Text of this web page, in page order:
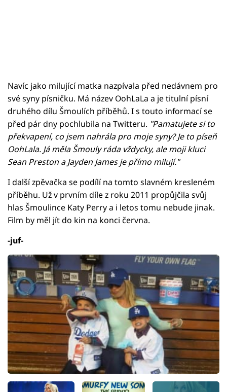
Navíc jako milující matka nazpívala před nedávnem pro
své syny písničku. Má název OohLaLa a je titulní písní
druhého dílu Šmoulích příběhů. I s touto informací se
před pár dny pochlubila na Twitteru. "Pamatujete si to
překvapení, co jsem nahrála pro moje syny? Je to píseň
OohLala. Já měla Šmouly ráda vždycky, ale moji kluci
Sean Preston a Jayden James je přímo milují."
I další zpěvačka se podílí na tomto slavném kresleném
příběhu. Už v prvním díle z roku 2011 propůjčila svůj
hlas Šmoulince Katy Perry a i letos tomu nebude jinak.
Film by měl jít do kin na konci června.
-juf-